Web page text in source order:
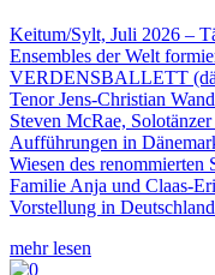
Keitum/Sylt, Juli 2026 –
Ensembles der Welt
VERDENSBALLETT
Tenor Jens-Christian
Steven McRae,
Aufführungen in
Wiesen des
Familie Anja und Claas-
Vorstellung in
mehr lesen